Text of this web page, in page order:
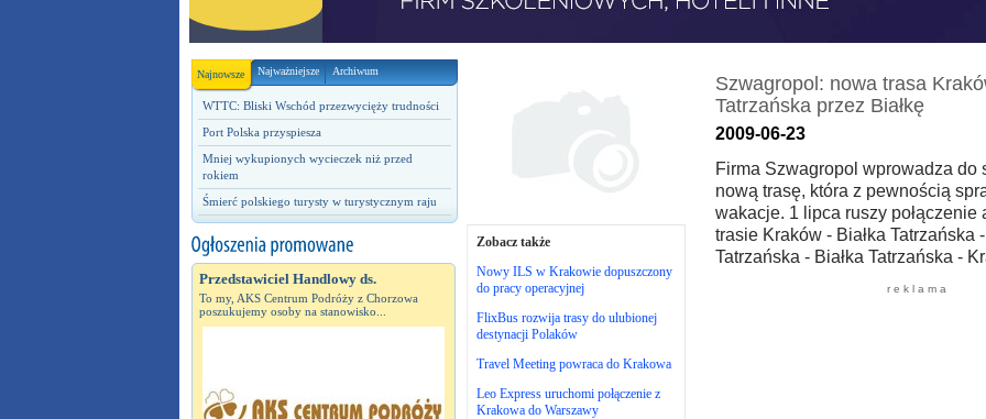
Najnowsze Najważniejsze Archiwum
WTTC: Bliski Wschód przezwycięży trudności
Port Polska przyspiesza
Mniej wykupionych wycieczek niż przed
rokiem
Śmierć polskiego turysty w turystycznym raju
Przedstawiciel Handlowy ds.
To my, AKS Centrum Podróży z Chorzowa
poszukujemy osoby na stanowisko...
Zobacz także
Nowy ILS w Krakowie dopuszczony
do pracy operacyjnej
FlixBus rozwija trasy do ulubionej
destynacji Polaków
Travel Meeting powraca do Krakowa
Leo Express uruchomi połączenie z
Krakowa do Warszawy
Szwagropol: nowa trasa
Tatrzańska przez Białkę
2009-06-23
Firma Szwagropol wprowadza do
nową trasę, która z pewnością
wakacje. 1 lipca ruszy połączenie
trasie Kraków - Białka Tatrzańska
Tatrzańska - Białka Tatrzańska -
r e k l a m a